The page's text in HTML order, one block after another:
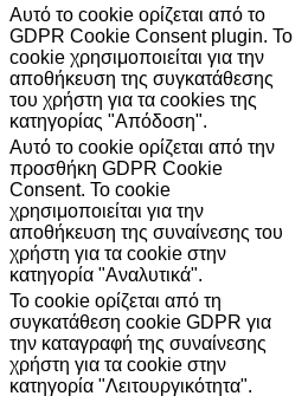
Αυτό το cookie ορίζεται από το
GDPR Cookie Consent plugin. Το
cookie χρησιμοποιείται για την
αποθήκευση της συγκατάθεσης
του χρήστη για τα cookies της
κατηγορίας "Απόδοση".
Αυτό το cookie ορίζεται από την
προσθήκη GDPR Cookie
Consent. Το cookie
χρησιμοποιείται για την
αποθήκευση της συναίνεσης του
χρήστη για τα cookie στην
κατηγορία "Αναλυτικά".
Το cookie ορίζεται από τη
συγκατάθεση cookie GDPR για
την καταγραφή της συναίνεσης
χρήστη για τα cookie στην
κατηγορία "Λειτουργικότητα".